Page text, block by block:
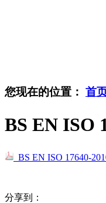
您现在的位置： 首
BS EN ISO
BS EN ISO 17640-
分享到：